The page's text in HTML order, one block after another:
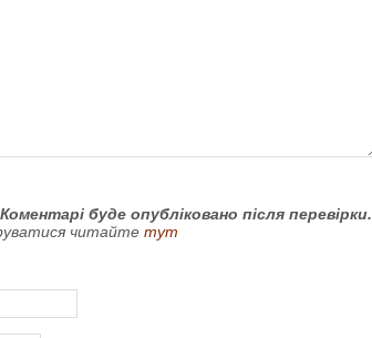
буде опубліковано після перевірки.
читайте тут